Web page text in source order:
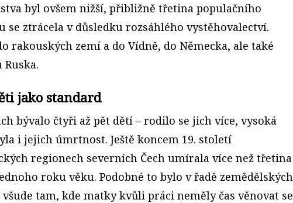
byl ovšem nižší, přibližně třetina populačního
se ztrácela v důsledku rozsáhlého vystěhovalectví.
rakouských zemí a do Vídně, do Německa, ale také
Ruska.
jako standard
bývalo čtyři až pět dětí – rodilo se jich více, vysoká
i jejich úmrtnost. Ještě koncem 19. století
regionech severních Čech umírala více než třetina
roku věku. Podobné to bylo v řadě zemědělských
všude tam, kde matky kvůli práci neměly čas věnovat se